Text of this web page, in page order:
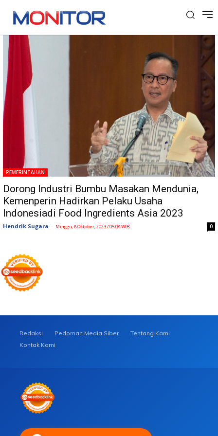
Tag: Dorong Industri Bumbu Masakan
PEMERINTAHAN
Dorong Industri Bumbu Masakan Mendunia,
Kemenperin Hadirkan Pelaku Usaha
Indonesiadi Food Ingredients Asia 2023
Hendrik Sugara - Minggu, 8 Oktober, 2023 / 05:08 WIB 0
Redaksi Pedoman Media Siber
Tentang Kami
Kontak Kami